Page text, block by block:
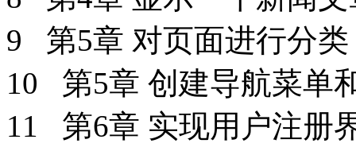
9 第5章 对页面进行分类
10 第5章 创建导航菜单
11 第6章 实现用户注册